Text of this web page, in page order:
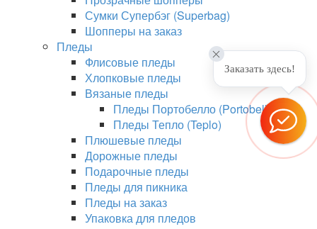
Сумки Супербэг (Superbag)
Шопперы на заказ
Пледы
Флисовые пледы
Хлопковые пледы
Вязаные пледы
Пледы Портобелло (Portobello)
Пледы Тепло (Teplo)
Плюшевые пледы
Дорожные пледы
Подарочные пледы
Пледы для пикника
Пледы на заказ
Упаковка для пледов
Заказать здесь!